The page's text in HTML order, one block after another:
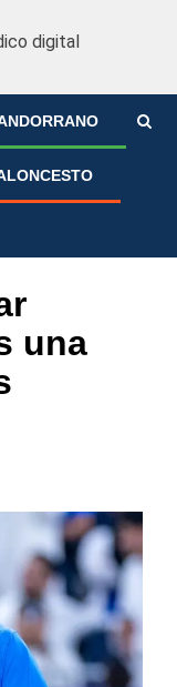
una